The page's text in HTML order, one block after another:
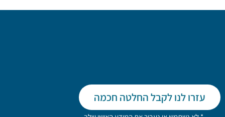
עזרו לנו לקבל החלטה חכמה